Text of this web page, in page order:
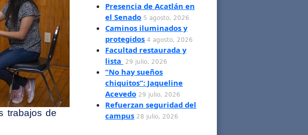
trabajos de
Presencia de Acatlán en
el Senado 5 agosto, 2026
Caminos iluminados y
protegidos 4 agosto, 2026
Facultad restaurada y
lista
29 julio, 2026
“No hay sueños
chiquitos”: Jaqueline
Acevedo 29 julio, 2026
Refuerzan seguridad del
campus 28 julio, 2026